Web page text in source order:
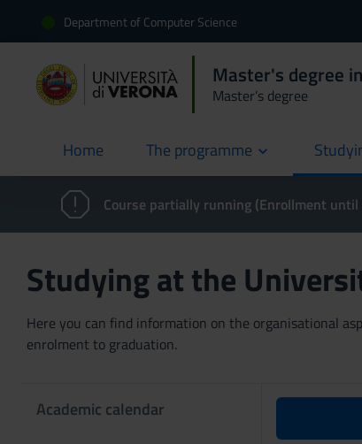
Department of Computer Science
Master's degree
Master’s degree
Home
current The programme
Course partially running (Enrollment
Studying at the
Here you can find information on the organisational
enrolment to graduation.
Academic calendar